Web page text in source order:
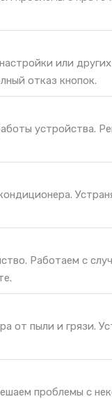
или
отказ кнопок.
устройства.
Работаем с
от пыли и грязи.
проблемы с